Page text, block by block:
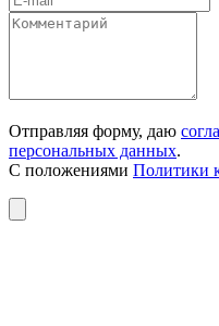
Отправляя форму, даю
персональных данных.
С положениями Политики